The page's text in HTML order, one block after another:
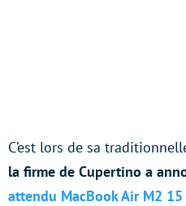
C’est lors de sa
la firme de Cupertino a
attendu MacBook Air M2 15